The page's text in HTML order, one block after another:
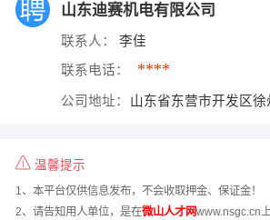
山东迪赛机电有限公司
联系人： 李佳
联系电话： ****
公司地址： 山东省东营市开发区徐
温馨提示
1、本平台仅供信息发布，不会收取押金、保证金！
2、请告知用人单位，是在微山人才网www.nsgc.cn